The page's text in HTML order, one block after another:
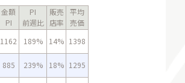
金額
PI
PI
前週比
販売
店率
平均
売価
1162 189% 14% 1398
885 239% 18% 1295